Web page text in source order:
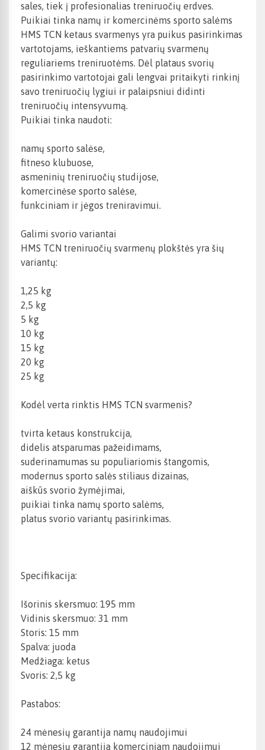
sales, tiek į profesionalias treniruočių erdves.
Puikiai tinka namų ir komercinėms sporto salėms
HMS TCN ketaus svarmenys yra puikus pasirinkimas
vartotojams, ieškantiems patvarių svarmenų
reguliariems treniruotėms. Dėl plataus svorių
pasirinkimo vartotojai gali lengvai pritaikyti rinkinį
savo treniruočių lygiui ir palaipsniui didinti
treniruočių intensyvumą.
Puikiai tinka naudoti:
namų sporto salėse,
fitneso klubuose,
asmeninių treniruočių studijose,
komercinėse sporto salėse,
funkciniam ir jėgos treniravimui.
Galimi svorio variantai
HMS TCN treniruočių svarmenų plokštės yra šių
variantų:
1,25 kg
2,5 kg
5 kg
10 kg
15 kg
20 kg
25 kg
Kodėl verta rinktis HMS TCN svarmenis?
tvirta ketaus konstrukcija,
didelis atsparumas pažeidimams,
suderinamumas su populiariomis štangomis,
modernus sporto salės stiliaus dizainas,
aiškūs svorio žymėjimai,
puikiai tinka namų sporto salėms,
platus svorio variantų pasirinkimas.
Specifikacija:
Išorinis skersmuo: 195 mm
Vidinis skersmuo: 31 mm
Storis: 15 mm
Spalva: juoda
Medžiaga: ketus
Svoris: 2,5 kg
Pastabos:
24 mėnesių garantija namų naudojimui
12 mėnesių garantija komerciniam naudojimui